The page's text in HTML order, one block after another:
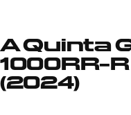
A Quinta
1000RR-
(2024)